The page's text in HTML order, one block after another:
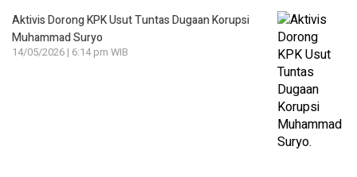
Aktivis Dorong KPK Usut Tuntas Dugaan Korupsi
Muhammad Suryo
14/05/2026 | 6:14 pm WIB